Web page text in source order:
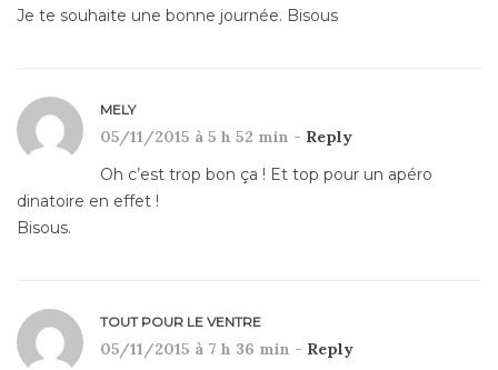
Je te souhaite une bonne journée. Bisous
MELY
05/11/2015 à 5 h 52 min - Reply
Oh c’est trop bon ça ! Et top pour un apéro
dinatoire en effet !
Bisous.
TOUT POUR LE VENTRE
05/11/2015 à 7 h 36 min - Reply